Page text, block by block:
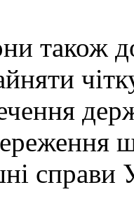
також
справи